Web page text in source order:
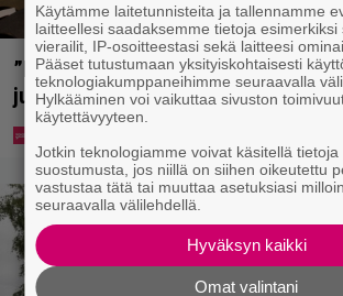
”Että semmonen sirkus” – TTK-
julkistettiin ja kansalla on
Käytämme laitetunnisteita ja tallennamme
laitteellesi saadaksemme tietoja esimerkiksi
vierailit, IP-osoitteestasi sekä laitteesi
Pääset tutustumaan yksityiskohtaisesti
teknologiakumppaneihimme seuraavalla
Hylkääminen voi vaikuttaa sivuston
käytettävyyteen.
Jotkin teknologiamme voivat käsitellä tietoja
suostumusta, jos niillä on siihen oikeutettu
vastustaa tätä tai muuttaa asetuksiasi
seuraavalla välilehdellä.
Hyväksyn kaikki
Omat valintani